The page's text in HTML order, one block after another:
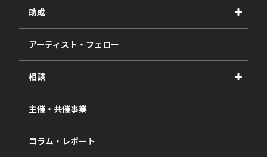
事業紹介
事業報告書
助成
2027年度
2026年度
2025年度
2024年度
2023年度
過去の採択一覧
アーティスト・フェロー
相談
視察・ヒアリング・研究
相談依頼フォーム
主催・共催事業
コラム・レポート